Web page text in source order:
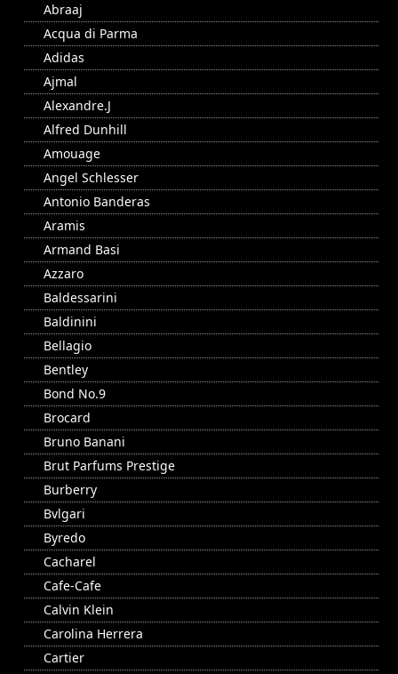
Abraaj
Acqua di Parma
Adidas
Ajmal
Alexandre.J
Alfred Dunhill
Amouage
Angel Schlesser
Antonio Banderas
Aramis
Armand Basi
Azzaro
Baldessarini
Baldinini
Bellagio
Bentley
Bond No.9
Brocard
Bruno Banani
Brut Parfums Prestige
Burberry
Bvlgari
Byredo
Cacharel
Cafe-Cafe
Calvin Klein
Carolina Herrera
Cartier